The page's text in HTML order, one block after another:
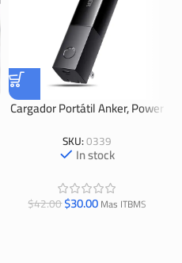
Cargador Portátil Anker, Power
5K).
SKU:0339
In stock
$42.00$30.00Mas ITBMS